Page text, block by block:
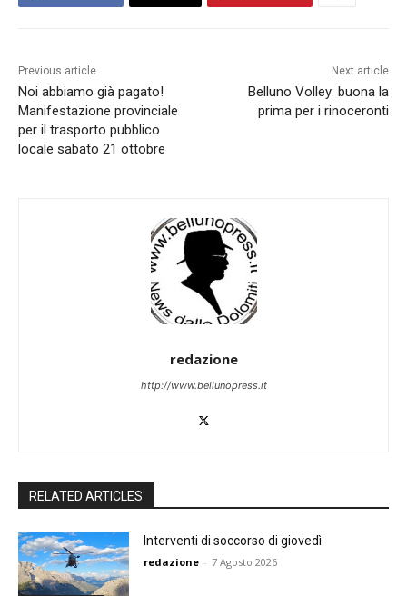
Previous article
Noi abbiamo già pagato!
Manifestazione provinciale
per il trasporto pubblico
locale sabato 21 ottobre
Next article
Belluno Volley: buona la
prima per i rinoceronti
redazione
http://www.bellunopress.it
RELATED ARTICLES
Interventi di soccorso di giovedì
redazione - 7 Agosto 2026